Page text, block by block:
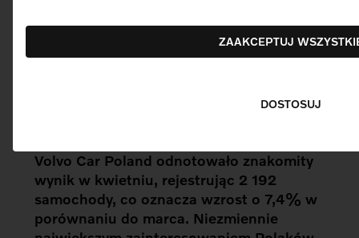
ZAAKCEPTUJ
DOSTOSUJ
Volvo Car Poland odnotowało znakomity
wynik w kwietniu, rejestrując 2 192
samochody, co oznacza wzrost o 7,4% w
porównaniu do marca. Niezmiennie